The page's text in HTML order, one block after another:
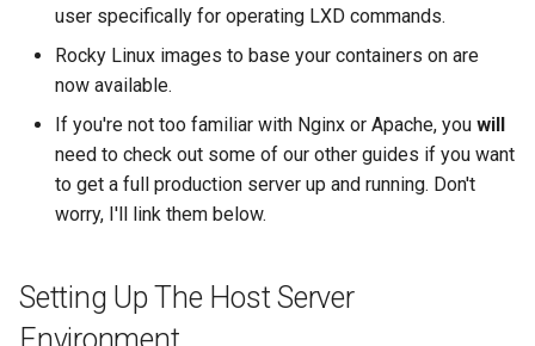
user specifically for operating LXD commands.
Rocky Linux images to base your containers on are
now available.
If you're not too familiar with Nginx or Apache, you will
need to check out some of our other guides if you want
to get a full production server up and running. Don't
worry, I'll link them below.
Setting Up The Host Server